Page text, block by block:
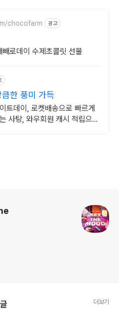
chocofarm 광고
로데이 수제초콜릿 선물
한 풍미 가득
트데이, 로켓배송으로 빠르게
사탕, 와우회원 캐시 적립으로
더보기